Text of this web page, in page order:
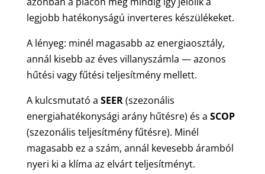
legjobb hatékonyságú inverteres készülékeket.
A lényeg: minél magasabb az energiaosztály,
annál kisebb az éves villanyszámla — azonos
hűtési vagy fűtési teljesítmény mellett.
A kulcsmutató a SEER(szezonális
energiahatékonysági arány hűtésre) és a SCOP
(szezonális teljesítmény fűtésre). Minél
magasabb ez a szám, annál kevesebb áramból
nyeri ki a klíma az elvárt teljesítményt.